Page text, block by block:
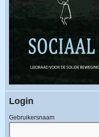
Login
Gebruikersnaam